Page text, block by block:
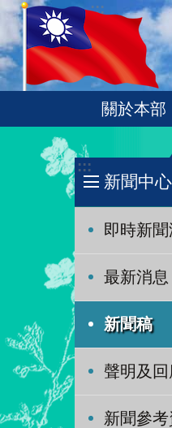
跳到主要內容區塊
:::
關於本部
:::
新聞中心
即時新
最新消息
新聞稿
聲明及回
新聞參